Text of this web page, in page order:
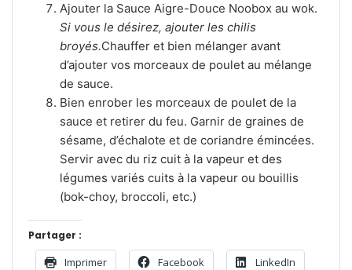
Ajouter la Sauce Aigre-Douce Noobox au wok.
Si vous le désirez, ajouter les chilis
broyés.Chauffer et bien mélanger avant
d’ajouter vos morceaux de poulet au mélange
de sauce.
Bien enrober les morceaux de poulet de la
sauce et retirer du feu. Garnir de graines de
sésame, d’échalote et de coriandre émincées.
Servir avec du riz cuit à la vapeur et des
légumes variés cuits à la vapeur ou bouillis
(bok-choy, broccoli, etc.)
Partager :
Imprimer Facebook LinkedIn